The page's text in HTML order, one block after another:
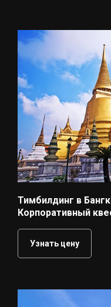
Тимбилдинг в
Корпоративный
Узнать цену